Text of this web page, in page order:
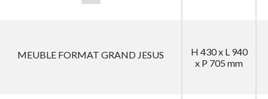
MEUBLE FORMAT GRAND JESUS
H 430 x L 940
x P 705 mm